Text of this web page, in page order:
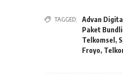
TAGGED: Advan Digital
Paket
Telkomsel ,
Froyo,